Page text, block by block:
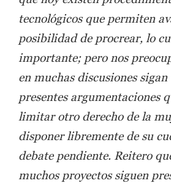
tecnológicos que permiten
posibilidad de procrear, lo
importante; pero nos
en muchas discusiones sigan
presentes argumentaciones
limitar otro derecho de la
disponer libremente de su
debate pendiente. Reitero
muchos proyectos siguen